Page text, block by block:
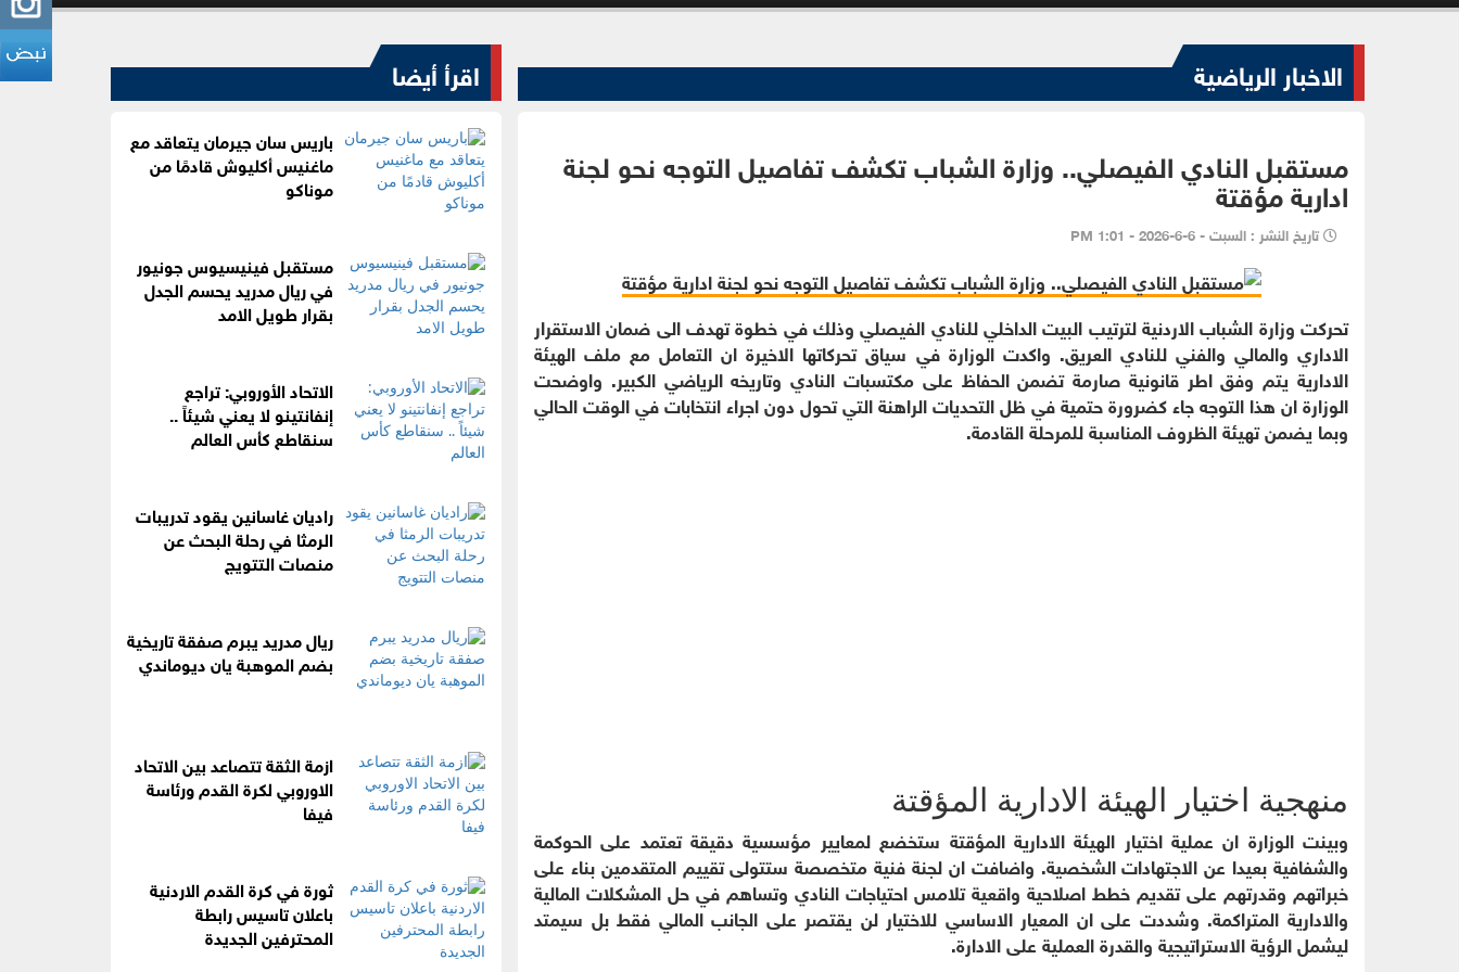
الاخبار الرياضية
مستقبل النادي الفيصلي.. وزارة الشباب تكشف تفاصيل التوجه نحو لجنة
ادارية مؤقتة
تاريخ النشر : السبت - 6-6-2026 - 1:01 PM
تحركت وزارة الشباب الاردنية لترتيب البيت الداخلي للنادي الفيصلي وذلك في خطوة تهدف الى ضمان الاستقرار
الاداري والمالي والفني للنادي العريق. واكدت الوزارة في سياق تحركاتها الاخيرة ان التعامل مع ملف الهيئة
الادارية يتم وفق اطر قانونية صارمة تضمن الحفاظ على مكتسبات النادي وتاريخه الرياضي الكبير. واوضحت
الوزارة ان هذا التوجه جاء كضرورة حتمية في ظل التحديات الراهنة التي تحول دون اجراء انتخابات في الوقت الحالي
وبما يضمن تهيئة الظروف المناسبة للمرحلة القادمة.
منهجية اختيار الهيئة الادارية المؤقتة
وبينت الوزارة ان عملية اختيار الهيئة الادارية المؤقتة ستخضع لمعايير مؤسسية دقيقة تعتمد على الحوكمة
والشفافية بعيدا عن الاجتهادات الشخصية. واضافت ان لجنة فنية متخصصة ستتولى تقييم المتقدمين بناء على
خبراتهم وقدرتهم على تقديم خطط اصلاحية واقعية تلامس احتياجات النادي وتساهم في حل المشكلات المالية
والادارية المتراكمة. وشددت على ان المعيار الاساسي للاختيار لن يقتصر على الجانب المالي فقط بل سيمتد
ليشمل الرؤية الاستراتيجية والقدرة العملية على الادارة.
اقرأ أيضا
باريس سان جيرمان يتعاقد مع
ماغنيس أكليوش قادمًا من
موناكو
مستقبل فينيسيوس جونيور
في ريال مدريد يحسم الجدل
بقرار طويل الامد
الاتحاد الأوروبي: تراجع
إنفانتينو لا يعني شيئاً ..
سنقاطع كأس العالم
راديان غاسانين يقود تدريبات
الرمثا في رحلة البحث عن
منصات التتويج
ريال مدريد يبرم صفقة تاريخية
بضم الموهبة يان ديوماندي
ازمة الثقة تتصاعد بين الاتحاد
الاوروبي لكرة القدم ورئاسة
فيفا
ثورة في كرة القدم الاردنية
باعلان تاسيس رابطة
المحترفين الجديدة